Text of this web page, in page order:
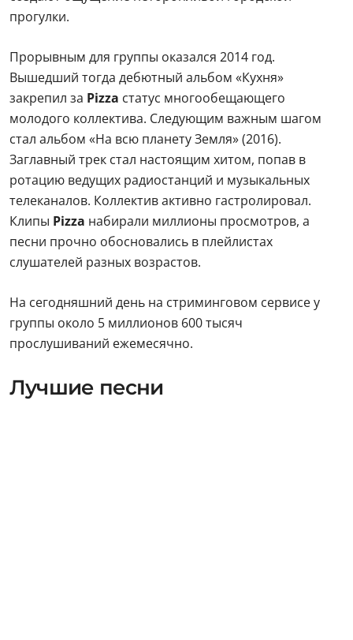
прогулки.
Прорывным для группы оказался 2014 год.
Вышедший тогда дебютный альбом «Кухня»
закрепил за Pizza статус многообещающего
молодого коллектива. Следующим важным шагом
стал альбом «На всю планету Земля» (2016).
Заглавный трек стал настоящим хитом, попав в
ротацию ведущих радиостанций и музыкальных
телеканалов. Коллектив активно гастролировал.
Клипы Pizza набирали миллионы просмотров, а
песни прочно обосновались в плейлистах
слушателей разных возрастов.
На сегодняшний день на стриминговом сервисе у
группы около 5 миллионов 600 тысяч
прослушиваний ежемесячно.
Лучшие песни